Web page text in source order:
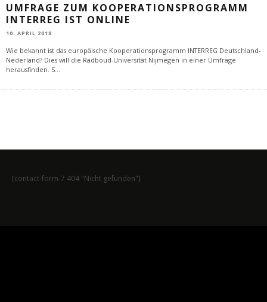
UMFRAGE ZUM KOOPERATIONSPROGRAMM
INTERREG IST ONLINE
10. APRIL 2018
Wie bekannt ist das europäische Kooperationsprogramm INTERREG Deutschland-
Nederland? Dies will die Radboud-Universität Nijmegen in einer Umfrage
herausfinden. S
[contact-form-7 404 "Nicht gefunden"]